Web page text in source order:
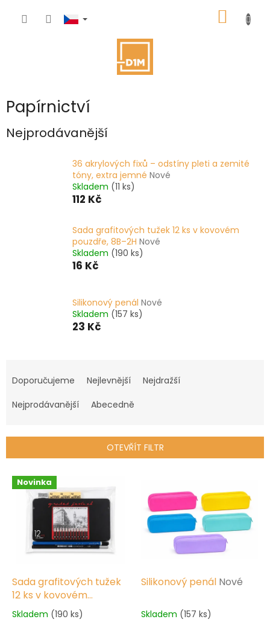
KOŠÍK
Papírnictví
Nejprodávanější
36 akrylových fixů – odstíny pleti a zemité
tóny, extra jemné Nové
Skladem (11 ks)
112 Kč
Sada grafitových tužek 12 ks v kovovém
pouzdře, 8B–2H Nové
Skladem (190 ks)
16 Kč
Silikonový penál Nové
Skladem (157 ks)
23 Kč
a
e
í
r
o
d
Doporučujeme Nejlevnější
Nejdražší
Nejprodávanější
Abecedně
OTEVŘÍT FILTR
V
d
u
Novinka
Sada grafitových tužek
12 ks v kovovém
pouzdře, 8B–2H
Skladem (190 ks)
Silikonový penál Nové
Skladem (157 ks)